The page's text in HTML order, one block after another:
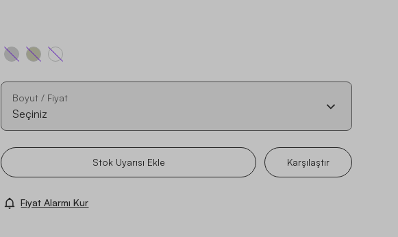
Boyut / Fiyat
Seçiniz
Stok Uyarısı Ekle Karşılaştır
Fiyat Alarmı Kur